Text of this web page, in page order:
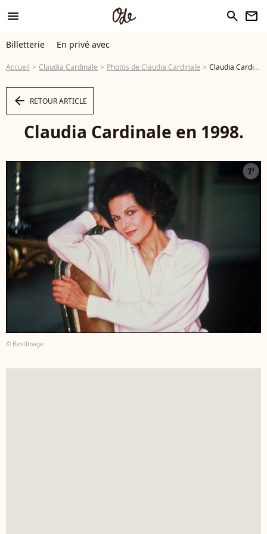
menu search newsletter
Billetterie En privé avec
Accueil Claudia Cardinale Photos de Claudia Cardinale Claudia Cardinale en 1998. - Photo
arrow_left RETOUR ARTICLE
Claudia Cardinale en 1998.
© BestImage